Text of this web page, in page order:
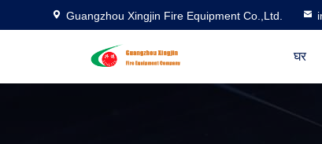
Guangzhou Xingjin Fire Equipment Co.,Ltd.
घर